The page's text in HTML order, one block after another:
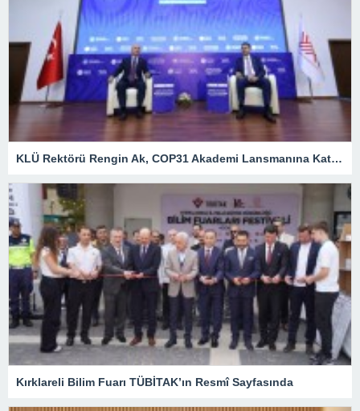
KLÜ Rektörü Rengin Ak, COP31 Akademi Lansmanına Katıldı
Kırklareli Bilim Fuarı TÜBİTAK’ın Resmî Sayfasında